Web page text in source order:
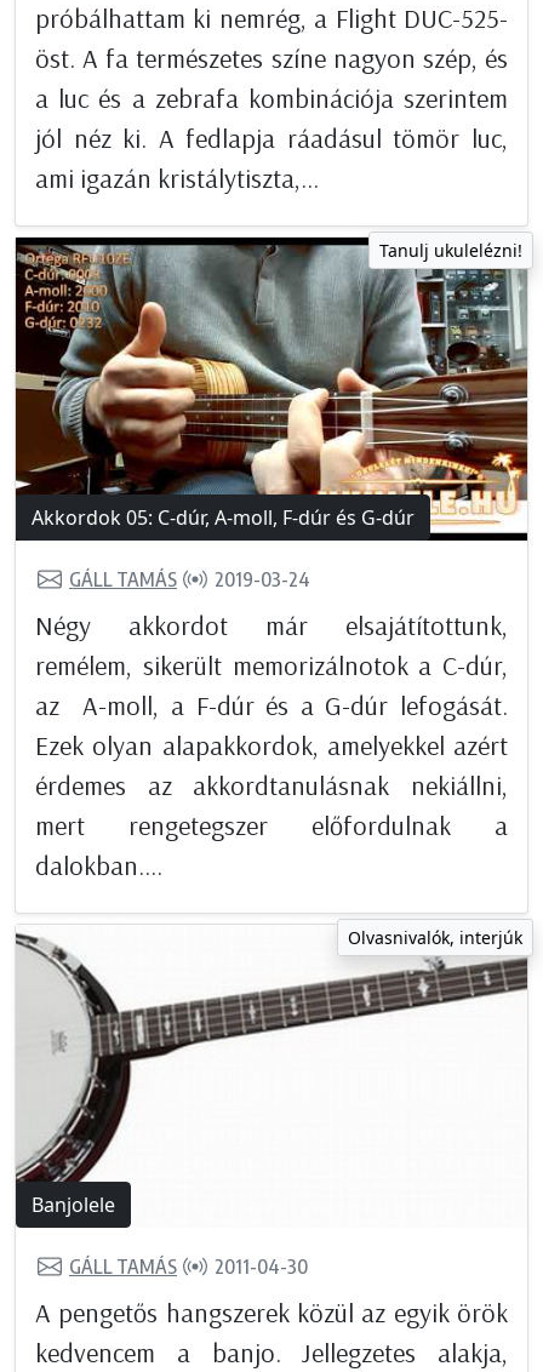
próbálhattam ki nemrég, a Flight DUC-525-
öst. A fa természetes színe nagyon szép, és
a luc és a zebrafa kombinációja szerintem
jól néz ki. A fedlapja ráadásul tömör luc,
ami igazán kristálytiszta,...
Tanulj ukulelézni!
Akkordok 05: C-dúr, A-moll, F-dúr és G-dúr
GÁLL TAMÁS 2019-03-24
Négy akkordot már elsajátítottunk,
remélem, sikerült memorizálnotok a C-dúr,
az A-moll, a F-dúr és a G-dúr lefogását.
Ezek olyan alapakkordok, amelyekkel azért
érdemes az akkordtanulásnak nekiállni,
mert rengetegszer előfordulnak a
dalokban....
Olvasnivalók, interjúk
Banjolele
GÁLL TAMÁS 2011-04-30
A pengetős hangszerek közül az egyik örök
kedvencem a banjo. Jellegzetes alakja,